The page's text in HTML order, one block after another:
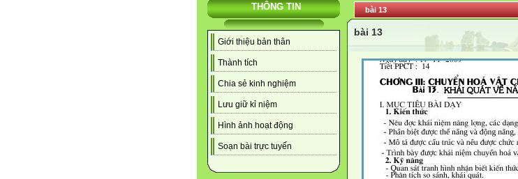
THÔNG TIN
Giới thiệu bản thân
Thành tích
Chia sẻ kinh nghiệm
Lưu giữ kỉ niệm
Hình ảnh hoạt động
Soạn bài trực tuyến
bài 13
bài 13